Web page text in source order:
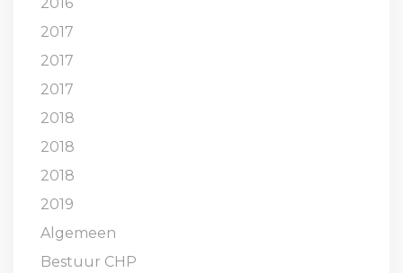
2017
2017
2017
2018
2018
2018
2019
Algemeen
Bestuur CHP